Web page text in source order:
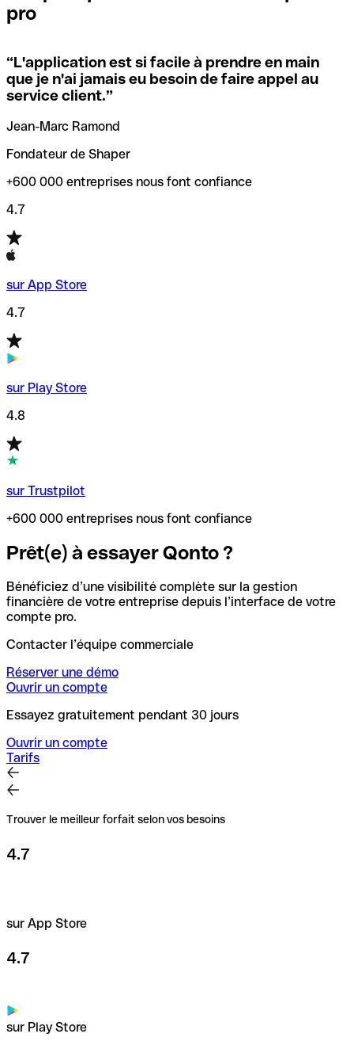
locales.
Si vous n'êtes pas sûr du code SWIFT que vous devriez
utiliser, nous avons développé un outil de recherche de
codes SWIFT par nom de banque.
vérification/recherche de codes SWIFT. Ainsi, vous pouvez
trouver et vérifier vos codes SWIFT avant de réaliser vos
transferts d’argent.
pro
“L'application est si facile à prendre en main
que je n'ai jamais eu besoin de faire appel au
service client.”
Jean-Marc Ramond
Fondateur de Shaper
+600 000 entreprises nous font confiance
4.7
sur App Store
4.7
sur Play Store
4.8
sur Trustpilot
+600 000 entreprises nous font confiance
Prêt(e) à essayer Qonto ?
Bénéficiez d’une visibilité complète sur la gestion
financière de votre entreprise depuis l’interface de votre
compte pro.
Contacter l’équipe commerciale
Réserver une démo
Ouvrir un compte
Essayez gratuitement pendant 30 jours
Ouvrir un compte
Tarifs
Trouver le meilleur forfait selon vos besoins
4.7
sur App Store
4.7
sur Play Store